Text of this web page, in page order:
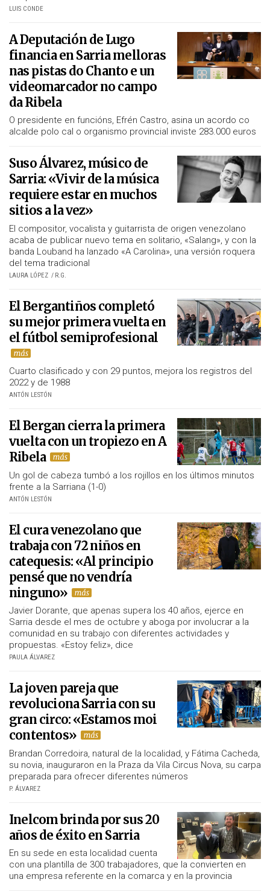
LUIS CONDE
A Deputación de Lugo
financia en Sarria melloras
nas pistas do Chanto e un
videomarcador no campo
da Ribela
O presidente en funcións, Efrén Castro, asina un acordo co
alcalde polo cal o organismo provincial inviste 283.000 euros
Suso Álvarez, músico de
Sarria: «Vivir de la música
requiere estar en muchos
sitios a la vez»
El compositor, vocalista y guitarrista de origen venezolano
acaba de publicar nuevo tema en solitario, «Salang», y con la
banda Louband ha lanzado «A Carolina», una versión roquera
del tema tradicional
LAURA LÓPEZ R.G.
El Bergantiños completó
su mejor primera vuelta en
el fútbol semiprofesional
Cuarto clasificado y con 29 puntos, mejora los registros del
2022 y de 1988
ANTÓN LESTÓN
El Bergan cierra la primera
vuelta con un tropiezo en A
Ribela
Un gol de cabeza tumbó a los rojillos en los últimos minutos
frente a la Sarriana (1-0)
ANTÓN LESTÓN
El cura venezolano que
trabaja con 72 niños en
catequesis: «Al principio
pensé que no vendría
ninguno»
Javier Dorante, que apenas supera los 40 años, ejerce en
Sarria desde el mes de octubre y aboga por involucrar a la
comunidad en su trabajo con diferentes actividades y
propuestas. «Estoy feliz», dice
PAULA ÁLVAREZ
La joven pareja que
revoluciona Sarria con su
gran circo: «Estamos moi
contentos»
Brandan Corredoira, natural de la localidad, y Fátima Cacheda,
su novia, inauguraron en la Praza da Vila Circus Nova, su carpa
preparada para ofrecer diferentes números
P. ÁLVAREZ
Inelcom brinda por sus 20
años de éxito en Sarria
En su sede en esta localidad cuenta
con una plantilla de 300 trabajadores, que la convierten en
una empresa referente en la comarca y en la provincia